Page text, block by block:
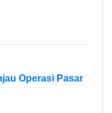
Operasi Pasar